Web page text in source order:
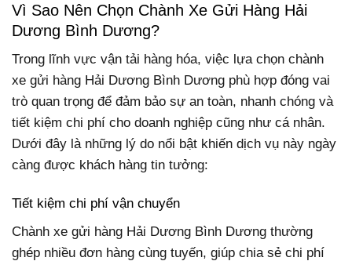
Vì Sao Nên Chọn Chành Xe Gửi Hàng Hải
Dương Bình Dương?
Trong lĩnh vực vận tải hàng hóa, việc lựa chọn chành
xe gửi hàng Hải Dương Bình Dương phù hợp đóng vai
trò quan trọng để đảm bảo sự an toàn, nhanh chóng và
tiết kiệm chi phí cho doanh nghiệp cũng như cá nhân.
Dưới đây là những lý do nổi bật khiến dịch vụ này ngày
càng được khách hàng tin tưởng:
Tiết kiệm chi phí vận chuyển
Chành xe gửi hàng Hải Dương Bình Dương thường
ghép nhiều đơn hàng cùng tuyến, giúp chia sẻ chi phí